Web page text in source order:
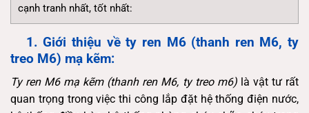
cạnh tranh nhất, tốt nhất:
1. Giới thiệu về ty ren M6 (thanh ren M6, ty
treo M6) mạ kẽm:
Ty ren M6 mạ kẽm (thanh ren M6, ty treo m6) là vật tư rất
quan trọng trong việc thi công lắp đặt hệ thống điện nước,